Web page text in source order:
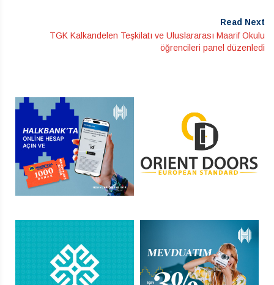
Read Next
TGK Kalkandelen Teşkilatı ve Uluslararası Maarif Okulu
öğrencileri panel düzenledi